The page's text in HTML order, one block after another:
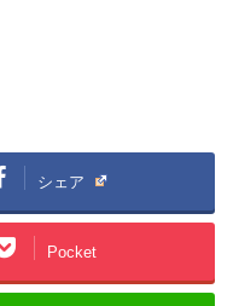
シェア
Pocket